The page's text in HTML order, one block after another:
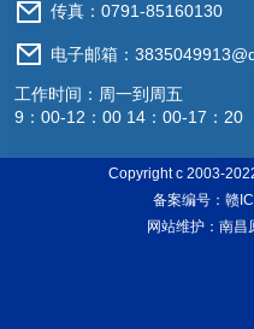
传真：0791-85160130
电子邮箱：
工作时间：周一到周五
9：00-12：00 14：00-17：20
Copyright c 2003-
备案编号：赣
网站维护：南昌